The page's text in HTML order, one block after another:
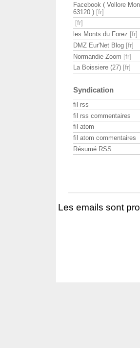
Facebook ( Vollore
63120 )
les Monts du Forez
DMZ Eur'Net Blog
Normandie Zoom
La Boissiere (27)
Syndication
fil rss
fil rss commentaires
fil atom
fil atom commentaires
Résumé RSS
Les emails sont